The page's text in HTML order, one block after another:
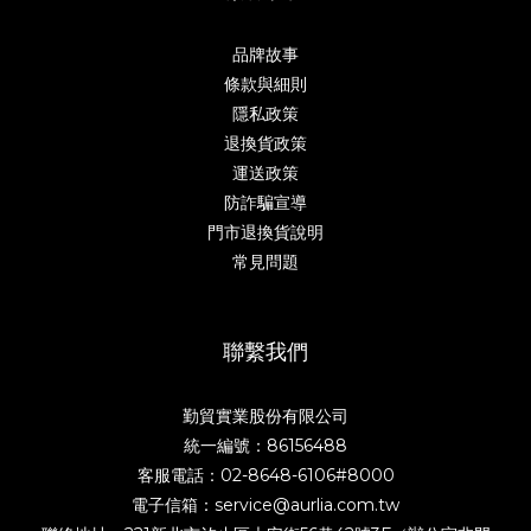
品牌故事
條款與細則
隱私政策
退換貨政策
運送政策
防詐騙宣導
門市退換貨說明
常見問題
聯繫我們
勤貿實業股份有限公司
統一編號：86156488
客服電話：02-8648-6106#8000
電子信箱：service@aurlia.com.tw